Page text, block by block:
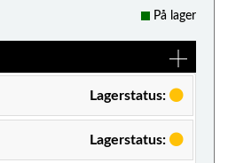
På lager
Lagerstatus:
Lagerstatus: